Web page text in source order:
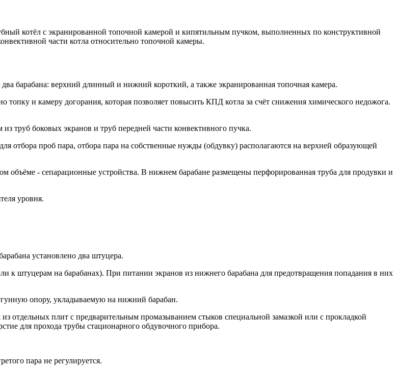
котёл с экранированной топочной камерой и кипятильным пучком, выполненных по конструктивной
части котла относительно топочной камеры.
барабана: верхний длинный и нижний короткий, а также экранированная топочная камера.
и камеру догорания, которая позволяет повысить КПД котла за счёт снижения химического недожога.
труб боковых экранов и труб передней части конвективного пучка.
отбора проб пара, отбора пара на собственные нужды (обдувку) располагаются на верхней образующей
объёме - сепарационные устройства. В нижнем барабане размещены перфорированная труба для продувки и
уровня.
установлено два штуцера.
к штуцерам на барабанах). При питании экранов из нижнего барабана для предотвращения попадания в них
опору, укладываемую на нижний барабан.
отдельных плит с предварительным промазыванием стыков специальной замазкой или с прокладкой
для прохода трубы стационарного обдувочного прибора.
пара не регулируется.